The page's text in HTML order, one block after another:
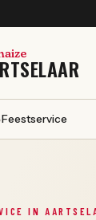
›Feestservice
IN